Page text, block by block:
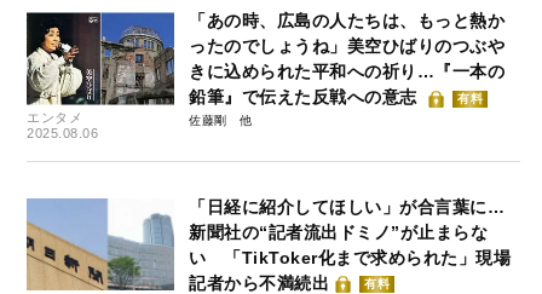
エンタメ
2025.08.06
「あの時、広島の人たちは、もっと熱か
ったのでしょうね」美空ひばりのつぶや
きに込められた平和への祈り…『一本の
鉛筆』で伝えた反戦への意志
有料
佐藤剛
「日経に紹介してほしい」が合言葉に…
新聞社の“記者流出ドミノ”が止まらな
い 「TikToker化まで求められた」現場
記者から不満続出
有料